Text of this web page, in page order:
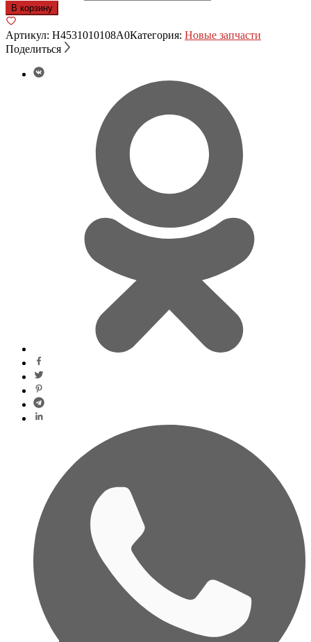
В корзину
Артикул: H4531010108A0Категория: Новые запчасти
Поделиться